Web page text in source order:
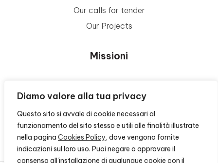
Diamo valore alla tua privacy
Questo sito si avvale di cookie necessari al
funzionamento del sito stesso e utili alle finalità illustrate
nella pagina Cookies Policy, dove vengono fornite
indicazioni sul loro uso. Puoi negare o approvare il
consenso all'installazione di qualunque cookie con il
Our calls for tender
Our Projects
Missioni
Area Beneficiari
Privacy e Informative
Contacts